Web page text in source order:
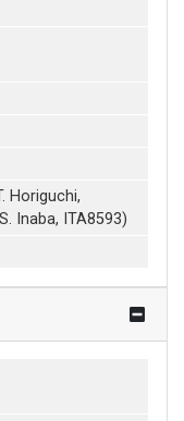
Horiguchi,
Inaba, ITA8593)